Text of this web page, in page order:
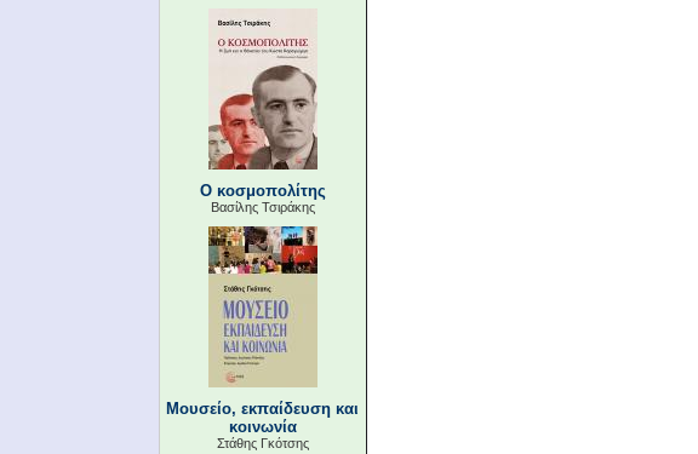
Ο κοσμοπολίτης
Βασίλης Τσιράκης
Μουσείο, εκπαίδευση και
κοινωνία
Στάθης Γκότσης